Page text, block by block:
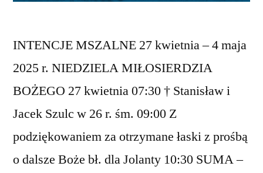
INTENCJE MSZALNE 27 kwietnia – 4 maja
2025 r. NIEDZIELA MIŁOSIERDZIA
BOŻEGO 27 kwietnia 07:30 † Stanisław i
Jacek Szulc w 26 r. śm. 09:00 Z
podziękowaniem za otrzymane łaski z prośbą
o dalsze Boże bł. dla Jolanty 10:30 SUMA –